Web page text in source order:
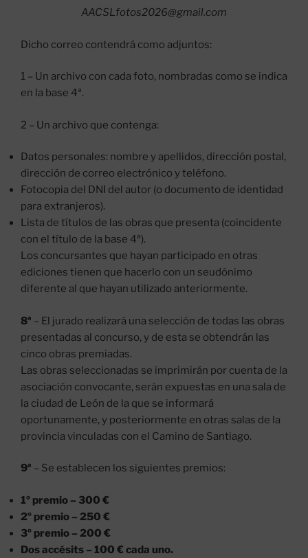
AACSLfotos2026@gmail.com
Dicho correo contendrá como adjuntos:
1 – Un archivo con cada foto, nombradas como se indica
en la base 4ª.
2 – Un archivo que contenga:
Datos personales: nombre y apellidos, dirección postal,
dirección de correo electrónico y teléfono.
Fotocopia del DNI del autor (o documento de identidad
para extranjeros).
Lista de títulos de las obras que presenta (coincidente
con el título de la base 4ª).
Los concursantes que hayan participado en otras
ediciones tienen que hacerlo con un seudónimo
diferente al que hayan utilizado anteriormente.
8ª – El jurado realizará una selección de todas las obras
presentadas al concurso, y de esta se obtendrán las
cinco obras premiadas.
Las obras seleccionadas se imprimirán por cuenta de la
asociación convocante, serán expuestas en una sala de
la ciudad de León de la que se informará
oportunamente, y posteriormente en otras salas de la
provincia vinculadas con el Camino de Santiago.
9ª – Se establecen los siguientes premios:
1º premio – 300 €
2º premio – 250 €
3º premio – 200 €
Dos accésits – 100 € cada uno.